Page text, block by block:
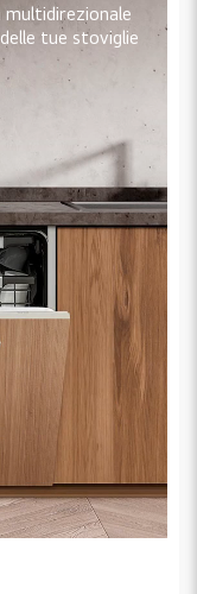
multidirezionale
tue stoviglie